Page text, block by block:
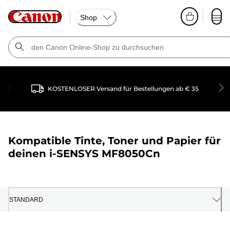
Shop
KOSTENLOSER Versand für Bestellungen ab € 35
Kompatible Tinte, Toner und Papier für
deinen i-SENSYS MF8050Cn
STANDARD